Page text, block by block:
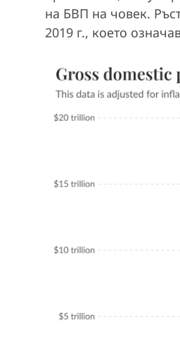
на БВП на човек.
2019 г., което